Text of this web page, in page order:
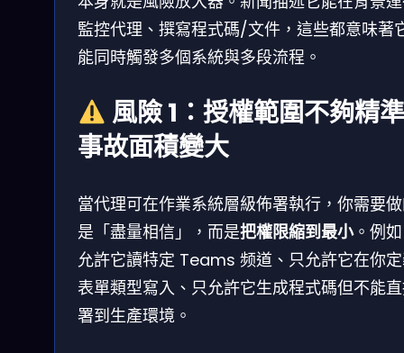
監控代理、撰寫程式碼/文件，這些都意味著
能同時觸發多個系統與多段流程。
風險 1：授權範圍不夠精
事故面積變大
當代理可在作業系統層級佈署執行，你需要
是「盡量相信」，而是把權限縮到最小。例
允許它讀特定 Teams 频道、只允許它在你
表單類型寫入、只允許它生成程式碼但不能
署到生產環境。